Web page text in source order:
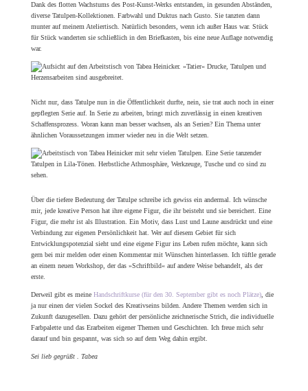
Dank des flotten Wachstums des Post-Kunst-Werks entstanden, in gesunden Abständen,
diverse Tatulpen-Kollektionen. Farbwahl und Duktus nach Gusto. Sie tanzten dann
munter auf meinem Ateliertisch. Natürlich besonders, wenn ich außer Haus war. Stück
für Stück wanderten sie schließlich in den Briefkasten, bis eine neue Auflage notwendig
war.
Nicht nur, dass Tatulpe nun in die Öffentlichkeit durfte, nein, sie trat auch noch in einer
gepflegten Serie auf. In Serie zu arbeiten, bringt mich zuverlässig in einen kreativen
Schaffensprozess. Woran kann man besser wachsen, als an Serien? Ein Thema unter
ähnlichen Voraussetzungen immer wieder neu in die Welt setzen.
Über die tiefere Bedeutung der Tatulpe schreibe ich gewiss ein andermal. Ich wünsche
mir, jede kreative Person hat ihre eigene Figur, die ihr beisteht und sie bereichert. Eine
Figur, die mehr ist als Illustration. Ein Motiv, dass Lust und Laune ausdrückt und eine
Verbindung zur eigenen Persönlichkeit hat. Wer auf diesem Gebiet für sich
Entwicklungspotenzial sieht und eine eigene Figur ins Leben rufen möchte, kann sich
gern bei mir melden oder einen Kommentar mit Wünschen hinterlassen. Ich tüftle gerade
an einem neuen Workshop, der das »Schriftbild« auf andere Weise behandelt, als der
erste.
Derweil gibt es meine Handschriftkurse (für den 30. September gibt es noch Plätze), die
ja nur einen der vielen Sockel des Kreativseins bilden. Andere Themen werden sich in
Zukunft dazugesellen. Dazu gehört der persönliche zeichnerische Strich, die individuelle
Farbpalette und das Erarbeiten eigener Themen und Geschichten. Ich freue mich sehr
darauf und bin gespannt, was sich so auf dem Weg dahin ergibt.
Sei lieb gegrüßt . Tabea